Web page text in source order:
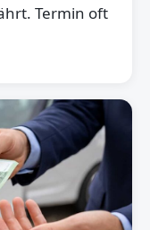
Termin oft